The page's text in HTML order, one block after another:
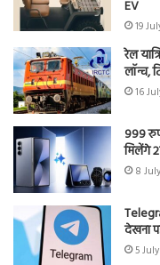
EV
19
रेल
लॉन्च,
16
999
मिलेंगे
8
देखना
5